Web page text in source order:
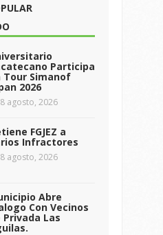
Participa
Tour Simanof
2026
8 agosto, 2026
FGJEZ a
Infractores
8 agosto, 2026
Abre
Con Vecinos
Privada Las